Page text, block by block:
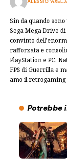
Sin da quando
Sega Mega Drive
convinto
rafforzata e
PlayStation e PC.
FPS di Guerrilla e
amo il retrogaming
Potrebbe